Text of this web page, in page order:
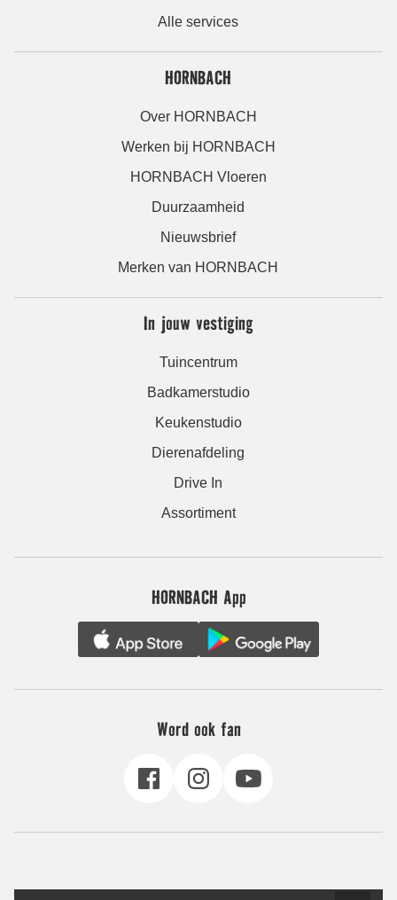
Alle services
HORNBACH
Over HORNBACH
Werken bij HORNBACH
HORNBACH Vloeren
Duurzaamheid
Nieuwsbrief
Merken van HORNBACH
In jouw vestiging
Tuincentrum
Badkamerstudio
Keukenstudio
Dierenafdeling
Drive In
Assortiment
HORNBACH App
Word ook fan